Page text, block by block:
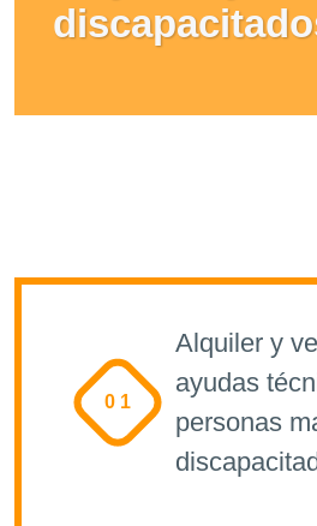
0 1
Alquiler y
ayudas
personas